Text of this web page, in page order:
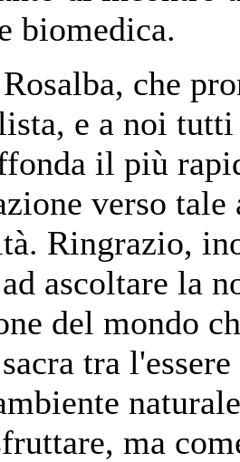
biomedica.
che
e a noi
il più
verso
Ringrazio,
ascoltare la
del mondo
tra
ma